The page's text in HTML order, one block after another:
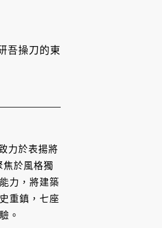
吾操刀的東
力於表揚將
焦於風格獨
力，將建築
重鎮，七座
。